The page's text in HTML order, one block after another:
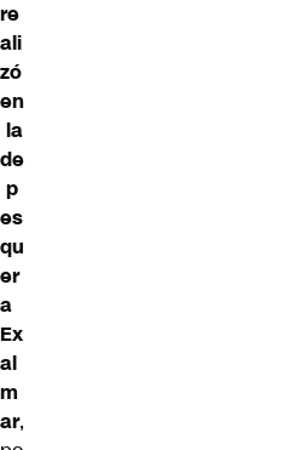
re
ali
zó
en
la
de
p
es
qu
er
a
Ex
al
m
ar,